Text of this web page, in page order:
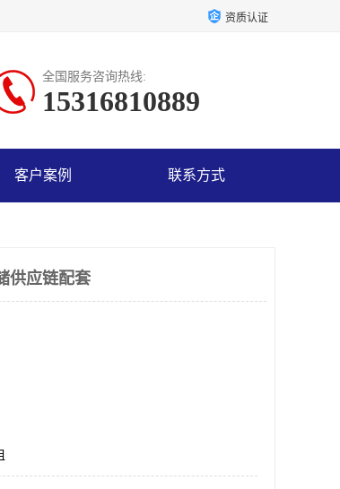
资质认证
全国服务咨询热线:
15316810889
客户案例 联系方式
供应链配套